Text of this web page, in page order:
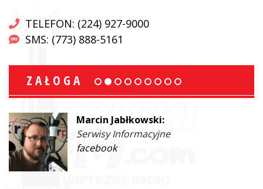
TELEFON: (224) 927-9000
SMS: (773) 888-5161
ZAŁOGA
Ewa Malinowski:
Współprowadząca
facebook